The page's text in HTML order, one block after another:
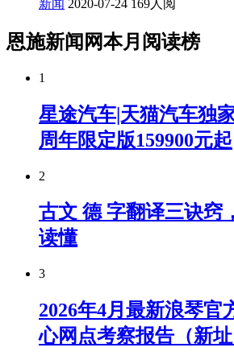
新闻 2020-07-24 169人阅
恩施新闻网本月阅读榜
1
星途汽车|天猫汽车独
周年限定版159900元起
2
古文 德 字翻译三诀窍
读懂
3
2026年4月最新浪琴官
心网点考察报告（新址